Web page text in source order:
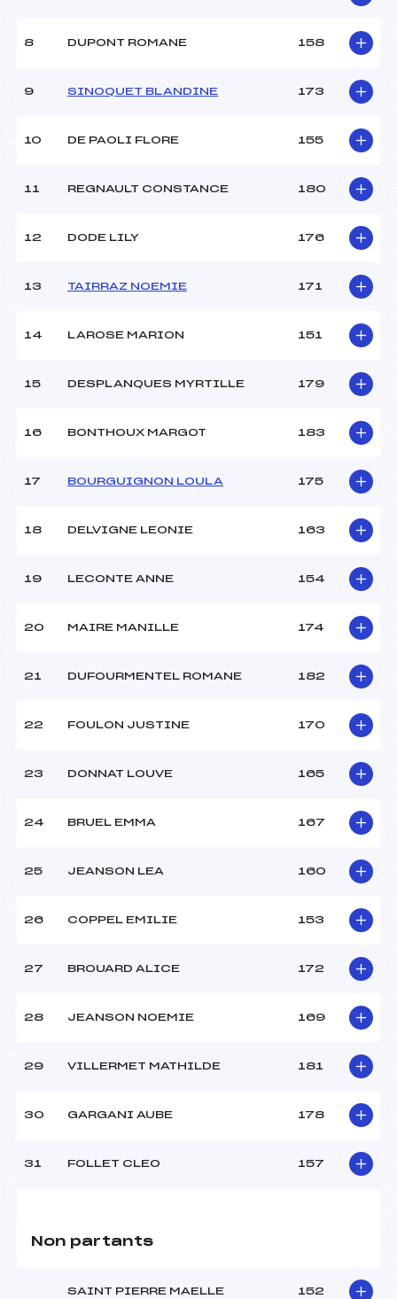
8 DUPONT ROMANE 158
9 SINOQUET BLANDINE 173
10 DE PAOLI FLORE 155
11 REGNAULT CONSTANCE 180
12 DODE LILY 176
13 TAIRRAZ NOEMIE 171
14 LAROSE MARION 151
15 DESPLANQUES MYRTILLE 179
16 BONTHOUX MARGOT 183
17 BOURGUIGNON LOULA 175
18 DELVIGNE LEONIE 163
19 LECONTE ANNE 154
20 MAIRE MANILLE 174
21 DUFOURMENTEL ROMANE 182
22 FOULON JUSTINE 170
23 DONNAT LOUVE 165
24 BRUEL EMMA 167
25 JEANSON LEA 160
26 COPPEL EMILIE 153
27 BROUARD ALICE 172
28 JEANSON NOEMIE 169
29 VILLERMET MATHILDE 181
30 GARGANI AUBE 178
31 FOLLET CLEO 157
Non partants
SAINT PIERRE MAELLE 152